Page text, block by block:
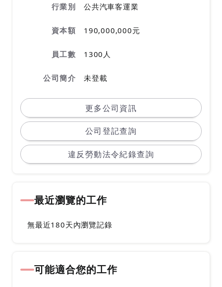
行業別 公共汽車客運業
資本額 190,000,000元
員工數 1300人
公司簡介 未登載
更多公司資訊
公司登記查詢
違反勞動法令紀錄查詢
最近瀏覽的工作
無最近180天內瀏覽記錄
可能適合您的工作